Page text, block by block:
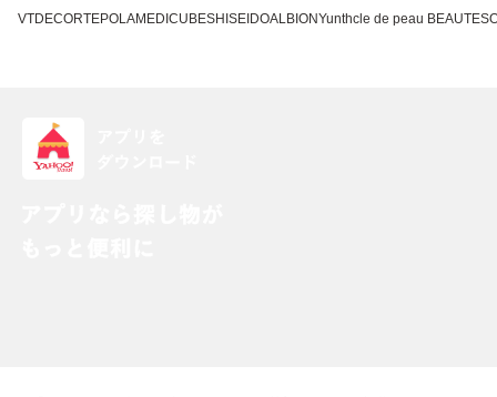
VTDECORTEPOLAMEDICUBESHISEIDOALBIONYunthcle de peau BEAUTE